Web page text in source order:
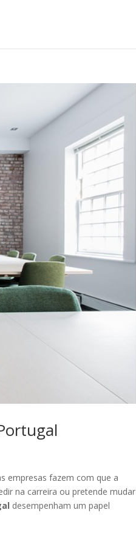
empresas fazem com que a
na carreira ou pretende mudar
desempenham um papel